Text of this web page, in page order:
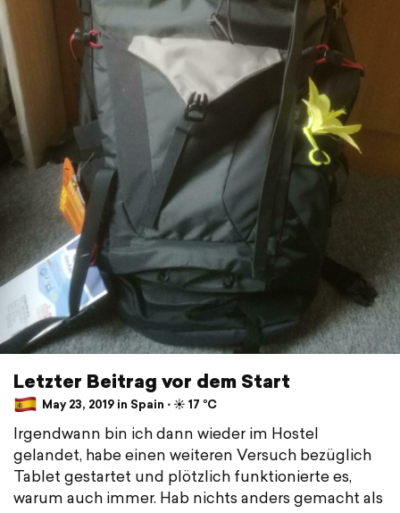
Letzter Beitrag vor dem Start
May 23, 2019 in Spain ⋅ ☀️ 17 °C
Irgendwann bin ich dann wieder im Hostel
gelandet, habe einen weiteren Versuch bezüglich
Tablet gestartet und plötzlich funktionierte es,
warum auch immer. Hab nichts anders gemacht als